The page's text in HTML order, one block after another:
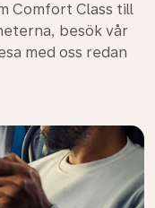
Comfort Class till
besök vår
med oss redan